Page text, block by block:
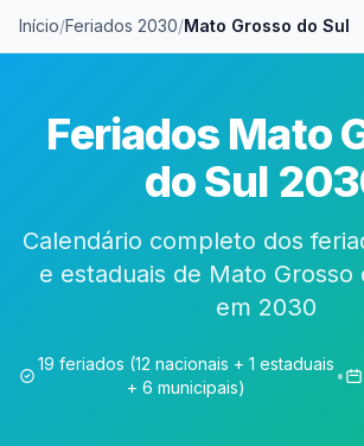
Início/Feriados 2030/Mato Grosso do Sul
Feriados Mato
do Sul
Calendário completo dos
e estaduais de Mato Grosso
em 2030
19 feriados (12 nacionais + 1 estaduais
+ 6 municipais)
•